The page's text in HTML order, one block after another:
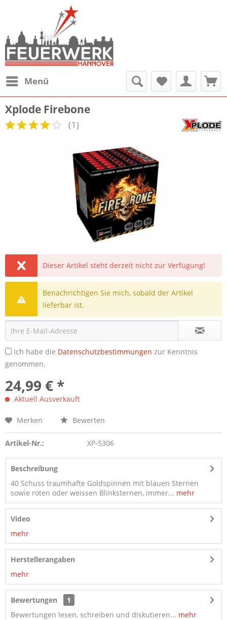
Menü
Xplode Firebone
(1)
Dieser Artikel steht derzeit nicht zur Verfügung!
Benachrichtigen Sie mich, sobald der Artikel
lieferbar ist.
Ich habe die Datenschutzbestimmungen zur Kenntnis
genommen.
24,99 € *
Aktuell Ausverkauft
Merken Bewerten
Artikel-Nr.: XP-5306
Beschreibung
40 Schuss traumhafte Goldspinnen mit blauen Sternen
sowie roten oder weissen Blinksternen, immer... mehr
Video
mehr
Herstellerangaben
mehr
Bewertungen
1
Bewertungen lesen, schreiben und diskutieren... mehr